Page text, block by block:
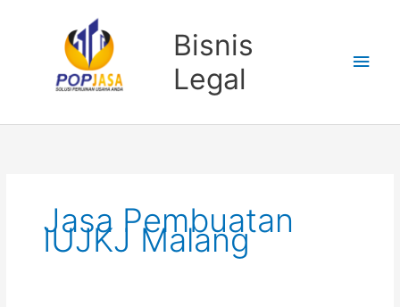
Bisnis
Legal
Jasa Pembuatan
IUJKJ Malang